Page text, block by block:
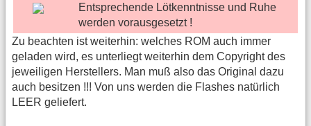
Entsprechende Lötkenntnisse und Ruhe
werden vorausgesetzt !
Zu beachten ist weiterhin: welches ROM auch immer
geladen wird, es unterliegt weiterhin dem Copyright des
jeweiligen Herstellers. Man muß also das Original dazu
auch besitzen !!! Von uns werden die Flashes natürlich
LEER geliefert.